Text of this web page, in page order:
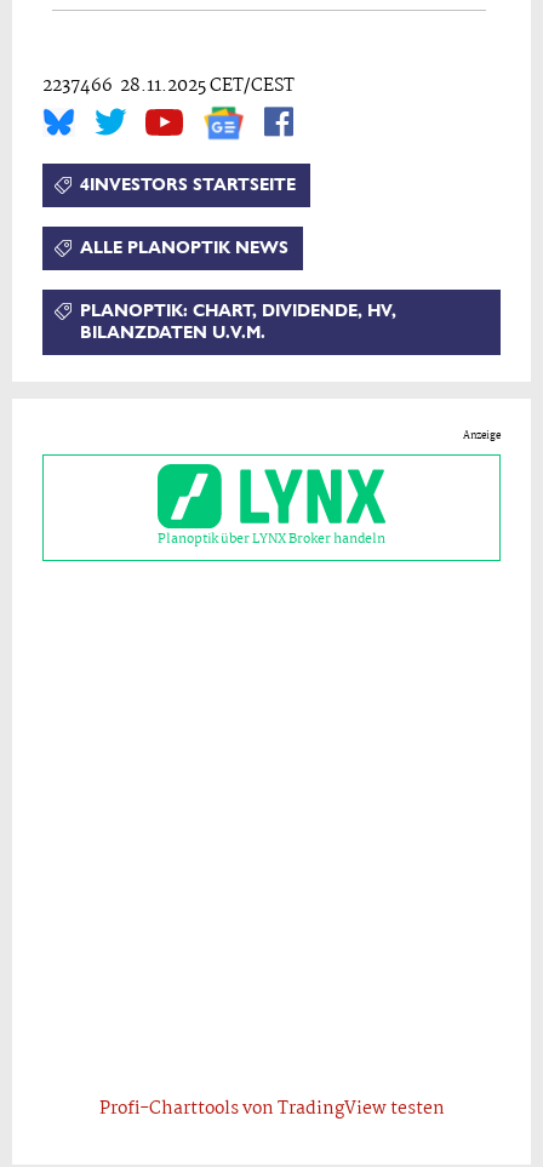
2237466 28.11.2025 CET/CEST
4INVESTORS STARTSEITE
ALLE PLANOPTIK NEWS
PLANOPTIK: CHART, DIVIDENDE, HV,
BILANZDATEN U.V.M.
Anzeige
Planoptik über LYNX Broker handeln
Profi-Charttools von TradingView testen